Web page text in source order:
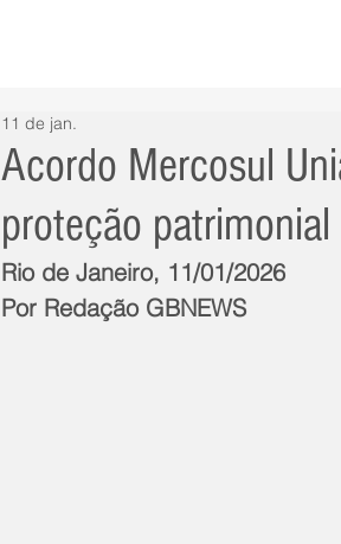
Acordo Mercosul
proteção
11 de jan.
Rio de Janeiro, 11/01/2026
Por Redação GBNEWS